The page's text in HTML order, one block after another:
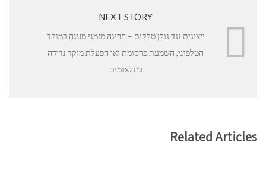
NEXT STORY
ייצוגית נגד גולן טלקום – חריגה מזמני מענה במוקד
הטלפוני, השמעת פרסומת ואי הפעלת מוקד נדידה
בינלאומית
Related Articles